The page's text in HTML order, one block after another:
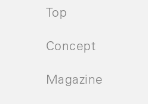
Top
Concept
Magazine